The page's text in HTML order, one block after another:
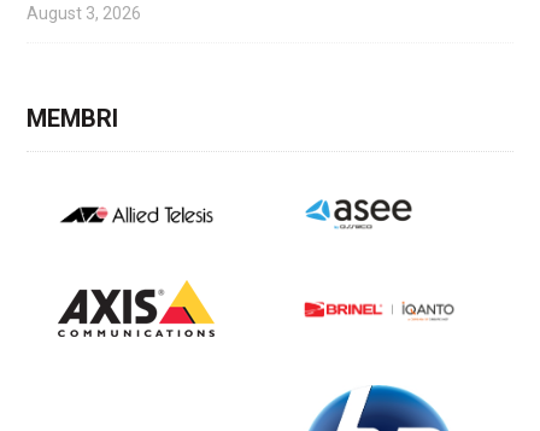
August 3, 2026
MEMBRI